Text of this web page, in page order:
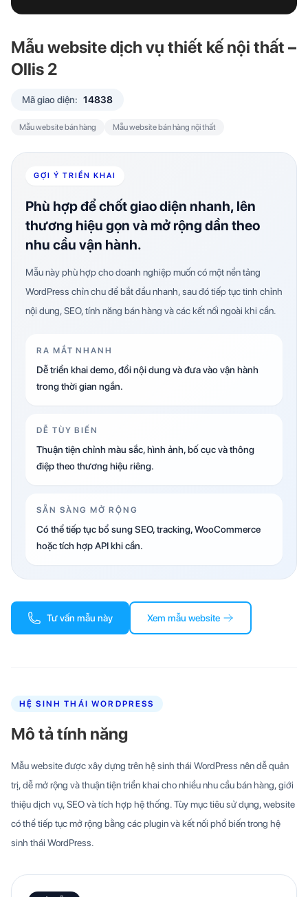
Mẫu website dịch vụ thiết kế nội thất –
Ollis 2
Mã giao diện: 14838
Mẫu website bán hàng Mẫu website bán hàng nội thất
GỢI Ý TRIỂN KHAI
Phù hợp để chốt giao diện nhanh, lên
thương hiệu gọn và mở rộng dần theo
nhu cầu vận hành.
Mẫu này phù hợp cho doanh nghiệp muốn có một nền tảng
WordPress chỉn chu để bắt đầu nhanh, sau đó tiếp tục tinh chỉnh
nội dung, SEO, tính năng bán hàng và các kết nối ngoài khi cần.
RA MẮT NHANH
Dễ triển khai demo, đổi nội dung và đưa vào vận hành
trong thời gian ngắn.
DỄ TÙY BIẾN
Thuận tiện chỉnh màu sắc, hình ảnh, bố cục và thông
điệp theo thương hiệu riêng.
SẴN SÀNG MỞ RỘNG
Có thể tiếp tục bổ sung SEO, tracking, WooCommerce
hoặc tích hợp API khi cần.
Tư vấn mẫu này Xem mẫu website
HỆ SINH THÁI WORDPRESS
Mô tả tính năng
Mẫu website được xây dựng trên hệ sinh thái WordPress nên dễ quản
trị, dễ mở rộng và thuận tiện triển khai cho nhiều nhu cầu bán hàng, giới
thiệu dịch vụ, SEO và tích hợp hệ thống. Tùy mục tiêu sử dụng, website
có thể tiếp tục mở rộng bằng các plugin và kết nối phổ biến trong hệ
sinh thái WordPress.